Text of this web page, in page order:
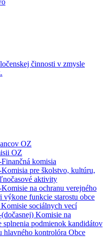
činnosti v zmysle
OZ
OZ
komisia
Komisia pre školstvo, kultúru,
aktivity
na ochranu verejného
výkone funkcie starostu obce
sociálnych vecí
Komisie na
splnenia podmienok kandidátov
hlavného kontrolóra Obce